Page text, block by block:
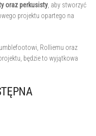
oraz perkusisty , aby stworzyć
projektu opartego na
Rolliemu oraz
będzie to wyjątkowa